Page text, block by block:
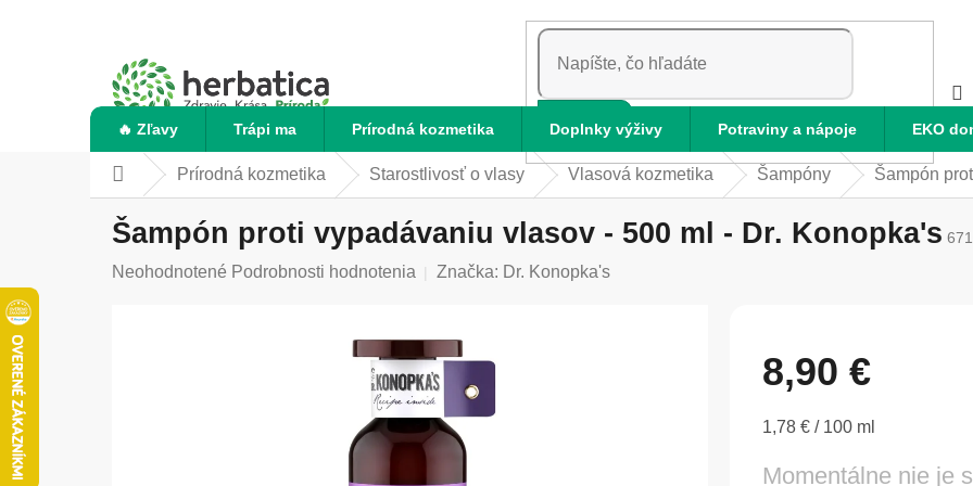
HĽADAŤ
🔥 Zľavy Trápi ma Prírodná kozmetika Doplnky výživy Potraviny a nápoje EKO
DomovPrírodná kozmetika Starostlivosť o vlasy Vlasová kozmetika Šampóny Šampón
Šampón proti vypadávaniu vlasov - 500 ml - Dr. Konopka's
Priemerné
Neohodnotené Podrobnosti hodnotenia Značka: Dr. Konopka's
8,90 €
Jednotková
1,78 € / 100 ml
Momentálne nie je